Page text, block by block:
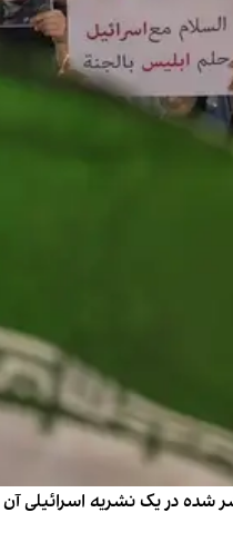
در یک نشریه اسرائیلی